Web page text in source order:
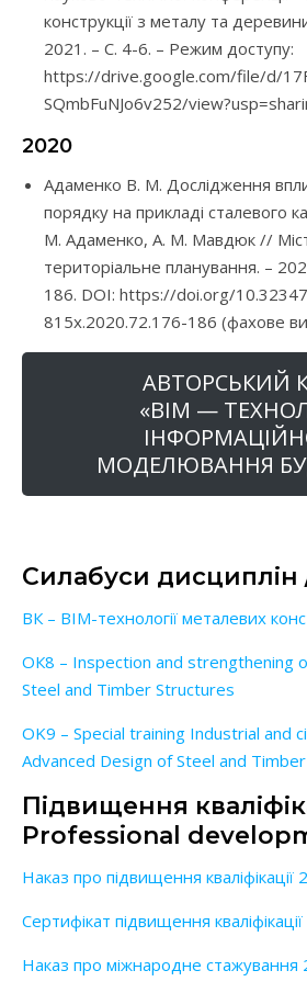
конструкції з металу та
2021. – С. 4-6. – Режим доступу:
https://drive.google.com/file/d/
SQmbFuNJo6v252/
2020
Адаменко В. М. Дослідження
порядку на прикладі сталевого
М. Адаменко, А. М. Мавдюк //
територіальне планування. –
186. DOI: https://doi.org/
815x.2020.72.176-186 (фахове
АВТОРСЬКИЙ
«BIM —
МОДЕЛЮВАННЯ
Силабуси дисциплін
ВК – BIM-технології металевих
ОК8 – Inspection and strengthening
Steel and Timber Structures
OK9 – Special training Industrial and
Advanced Design of Steel and
Підвищення
Professional
Наказ про підвищення кваліфікації
Сертифікат підвищення
Наказ про міжнародне стажування